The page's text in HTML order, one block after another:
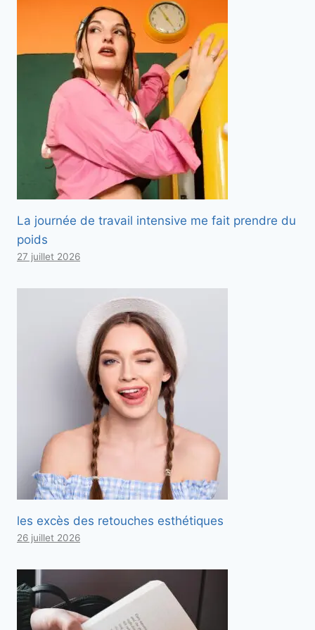
La journée de travail intensive me fait prendre du
poids
27 juillet 2026
les excès des retouches esthétiques
26 juillet 2026